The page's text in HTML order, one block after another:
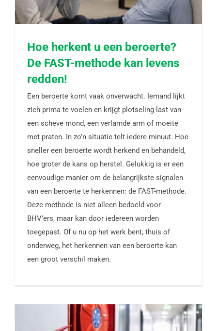
Hoe herkent u een beroerte? De FAST-methode
Hoe herkent u een beroerte?
De FAST-methode kan levens
redden!
Een beroerte komt vaak onverwacht. Iemand lijkt
zich prima te voelen en krijgt plotseling last van
een scheve mond, een verlamde arm of moeite
met praten. In zo’n situatie telt iedere minuut. Hoe
sneller een beroerte wordt herkend en behandeld,
hoe groter de kans op herstel. Gelukkig is er een
eenvoudige manier om de belangrijkste signalen
van een beroerte te herkennen: de FAST-methode.
Deze methode is niet alleen bedoeld voor
BHV’ers, maar kan door iedereen worden
toegepast. Of u nu op het werk bent, thuis of
onderweg, het herkennen van een beroerte kan
een groot verschil maken.